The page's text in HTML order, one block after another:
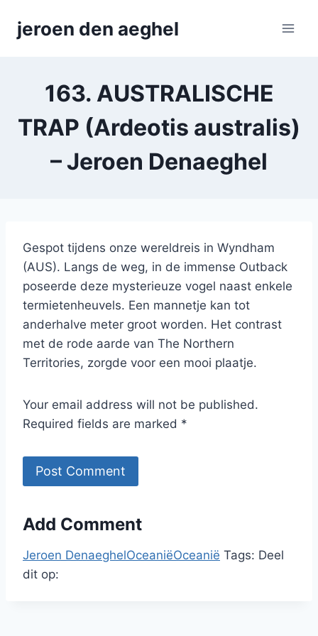
jeroen den aeghel
163. AUSTRALISCHE
TRAP (Ardeotis australis)
– Jeroen Denaeghel
Gespot tijdens onze wereldreis in Wyndham
(AUS). Langs de weg, in de immense Outback
poseerde deze mysterieuze vogel naast enkele
termietenheuvels. Een mannetje kan tot
anderhalve meter groot worden. Het contrast
met de rode aarde van The Northern
Territories, zorgde voor een mooi plaatje.
Your email address will not be published.
Required fields are marked *
Add Comment
Jeroen DenaeghelOceaniëOceanië Tags: Deel
dit op: